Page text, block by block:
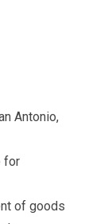
Antonio,
for
of goods